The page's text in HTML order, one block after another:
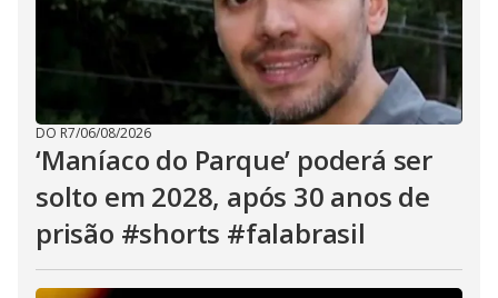
DO R7/06/08/2026
‘Maníaco do Parque’ poderá ser
solto em 2028, após 30 anos de
prisão #shorts #falabrasil